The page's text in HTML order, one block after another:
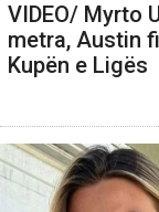
VIDEO/ Myrto
metra, Austin
Kupën e Ligës